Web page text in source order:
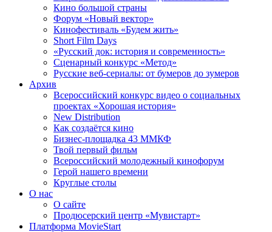
Кино большой страны
Форум «Новый вектор»
Кинофестиваль «Будем жить»
Short Film Days
«Русский док: история и современность»
Сценарный конкурс «Метод»
Русские веб-сериалы: от бумеров до зумеров
Архив
Всероссийский конкурс видео о социальных
проектах «Хорошая история»
New Distribution
Как создаётся кино
Бизнес-площадка 43 ММКФ
Твой первый фильм
Всероссийский молодежный кинофорум
Герой нашего времени
Круглые столы
О нас
О сайте
Продюсерский центр «Мувистарт»
Платформа MovieStart